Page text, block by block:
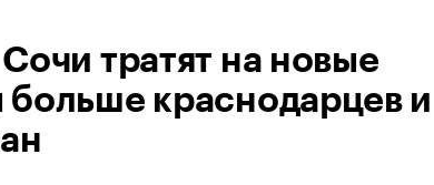
тратят на новые
краснодарцев и